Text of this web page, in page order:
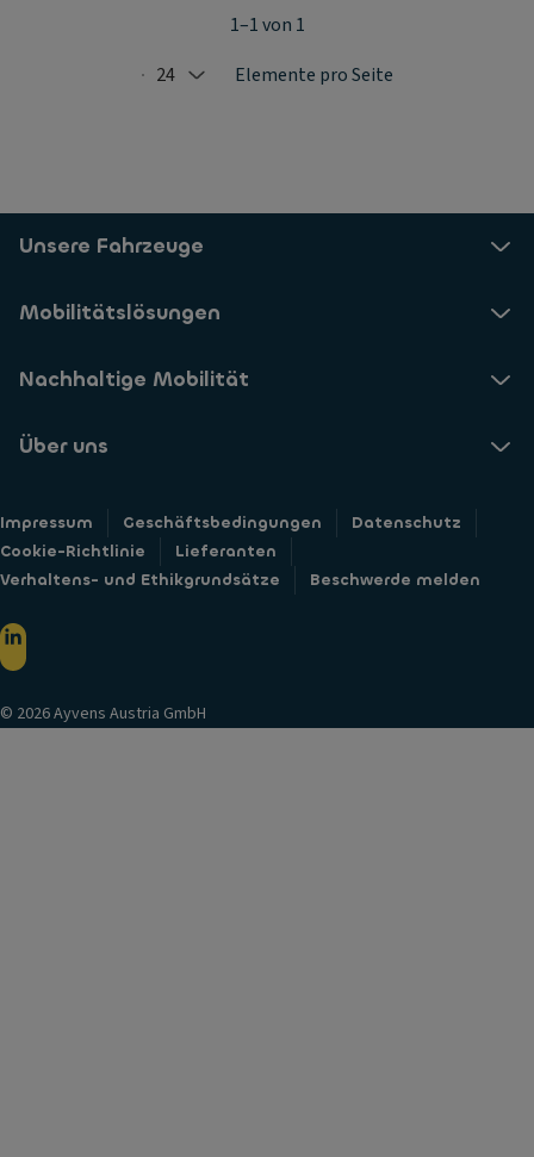
Selected: 24
24 Elemente pro Seite
1–1 von 1
Unsere Fahrzeuge
Mobilitätslösungen
Nachhaltige Mobilität
Über uns
Impressum Geschäftsbedingungen
Datenschutz
Cookie-Richtlinie
Lieferanten
Verhaltens- und Ethikgrundsätze
Beschwerde melden
© 2026 Ayvens Austria GmbH